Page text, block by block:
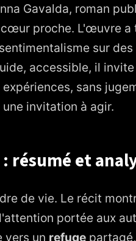
Gavalda, roman
proche. L'œuvre a
sur
accessible, il
sans
invitation à agir.
résumé et
de vie. Le récit
portée aux
vers un refuge